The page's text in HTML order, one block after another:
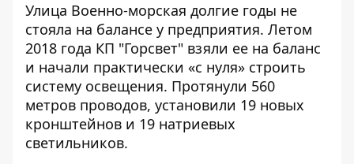
Улица Военно-морская долгие годы не
стояла на балансе у предприятия. Летом
2018 года КП "Горсвет" взяли ее на баланс
и начали практически «с нуля» строить
систему освещения. Протянули 560
метров проводов, установили 19 новых
кронштейнов и 19 натриевых
светильников.